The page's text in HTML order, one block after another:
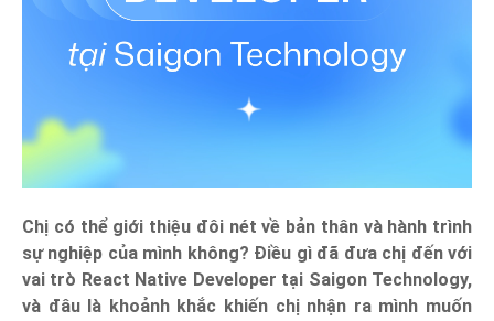
Chị có thể giới thiệu đôi nét về bản thân và hành trình
sự nghiệp của mình không? Điều gì đã đưa chị đến với
vai trò React Native Developer tại Saigon Technology,
và đâu là khoảnh khắc khiến chị nhận ra mình muốn